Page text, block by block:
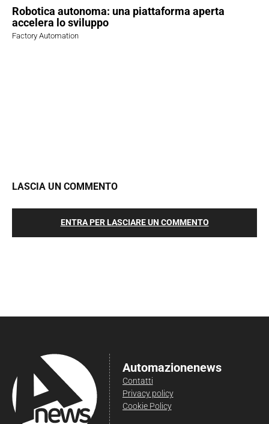
Robotica autonoma: una piattaforma aperta
accelera lo sviluppo
Factory Automation
LASCIA UN COMMENTO
ENTRA PER LASCIARE UN COMMENTO
Automazionenews
Contatti
Privacy policy
Cookie Policy